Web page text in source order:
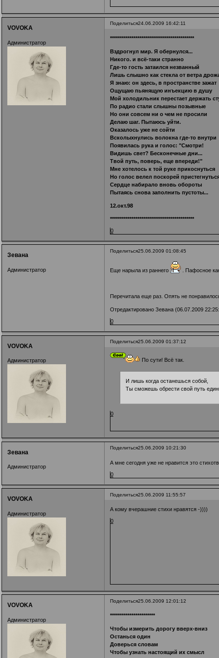
Поделиться24.06.2009 16:42:11
VOVOKA
Администратор
*******************************************
Вздрогнул мир. Я обернулся...
Никого. и всё-таки странно
Где-то гость затаился незванный
Лишь слышно как стекла от ветра
Я знаю: он здесь, в пространстве зажат
Ощущаю пьянящую инъекцию в душу
Мой холодильник перестает держать
По радио стали слышны позывные
Но они совсем ни о чем не просили
Делаю шаг. Пытаюсь уйти.
Оказалось уже не сойти
Всколыхнулись волокна где-то внутри
Появилась рука и голос: "Смотри!
Видишь свет? Бесконечные дни...
Твой путь, поверь, еще впереди!"
Мне хотелось к той руке прикоснуться
Но голос велел поскорей
Сердце набирало вновь обороты
Пытаясь снова заполнить пустоты...
12.окт.98
*******************************************
0
Поделиться25.06.2009 01:08:45
Зевана
Администратор Еще нарыла из раннего . Пафосное
Перечитала еще раз. Опять не
Отредактировано Зевана (06.07.2009
0
Поделиться25.06.2009 01:37:12
VOVOKA
Администратор По сути! Всё так.
И лишь когда останешься собой,
Ты сможешь обрести свой путь
0
Поделиться25.06.2009 10:21:30
Зевана
Администратор
А мне сегодня уже не нравится это
0
Поделиться25.06.2009 11:55:57
VOVOKA
Администратор
А кому вчерашние стихи нравятся -))))
0
Поделиться25.06.2009 12:01:12
VOVOKA
Администратор
***********************
Чтобы измерить дорогу вверх-вниз
Останься один
Доверься словам
Чтобы узнать настоящий их смысл